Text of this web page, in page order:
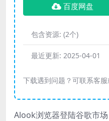
百度网盘
包含资源: (2个)
最近更新: 2025-04-01
下载遇到问题？可联系客
Alook浏览器登陆谷歌市